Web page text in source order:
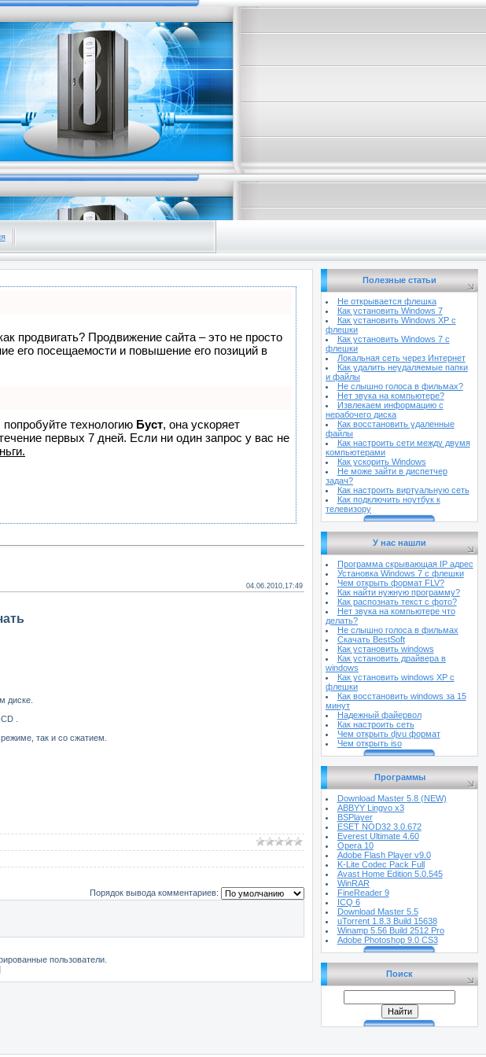
продвигать? Продвижение сайта – это не просто
его посещаемости и повышение его позиций в
технологию Буст, она ускоряет
первых 7 дней. Если ни один запрос у вас не
04.06.2010,17:49
диске.
.
так и со сжатием.
Порядок вывода комментариев:
пользователи.
Полезные статьи
Не открывается флешка
Как установить Windows 7
Как установить Windows XP с
флешки
Как установить Windows 7 с
флешки
Локальная сеть через Интернет
Как удалить неудаляемые папки
и файлы
Не слышно голоса в фильмах?
Нет звука на компьютере?
Извлекаем информацию с
нерабочего диска
Как восстановить удаленные
файлы
Как настроить сети между двумя
компьютерами
Как ускорить Windows
Не може зайти в диспетчер
задач?
Как настроить виртуальную сеть
Как подключить ноутбук к
телевизору
У нас нашли
Программа скрывающая IP адрес
Установка Windows 7 с флешки
Чем открыть формат FLV?
Как найти нужную программу?
Как распознать текст с фото?
Нет звука на компьютере что
делать?
Не слышно голоса в фильмах
Скачать BestSoft
Как установить windows
Как установить драйвера в
windows
Как установить windows XP с
флешки
Как восстановить windows за 15
минут
Надежный файервол
Как настроить сеть
Чем открыть djvu формат
Чем открыть iso
Программы
Download Master 5.8 (NEW)
ABBYY Lingvo х3
BSPlayer
ESET NOD32 3.0.672
Everest Ultimate 4.60
Opera 10
Adobe Flash Player v9.0
K-Lite Codec Pack Full
Avast Home Edition 5.0.545
WinRAR
FineReader 9
ICQ 6
Download Master 5.5
uTorrent 1.8.3 Build 15638
Winamp 5.56 Build 2512 Pro
Adobe Photoshop 9.0 CS3
Поиск